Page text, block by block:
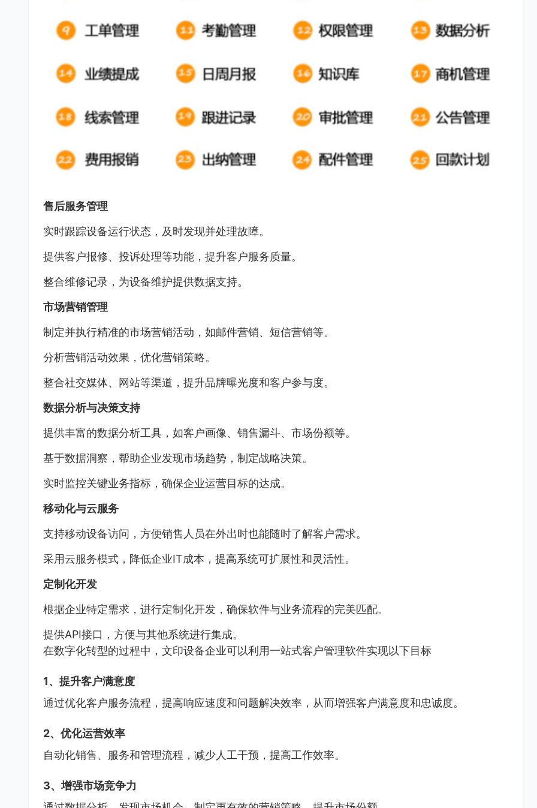
售后服务管理
实时跟踪设备运行状态，及时发现并处理故障。
提供客户报修、投诉处理等功能，提升客户服务质量。
整合维修记录，为设备维护提供数据支持。
市场营销管理
制定并执行精准的市场营销活动，如邮件营销、短信营销等。
分析营销活动效果，优化营销策略。
整合社交媒体、网站等渠道，提升品牌曝光度和客户参与度。
数据分析与决策支持
提供丰富的数据分析工具，如客户画像、销售漏斗、市场份额等。
基于数据洞察，帮助企业发现市场趋势，制定战略决策。
实时监控关键业务指标，确保企业运营目标的达成。
移动化与云服务
支持移动设备访问，方便销售人员在外出时也能随时了解客户需求。
采用云服务模式，降低企业IT成本，提高系统可扩展性和灵活性。
定制化开发
根据企业特定需求，进行定制化开发，确保软件与业务流程的完美匹配。
提供API接口，方便与其他系统进行集成。
在数字化转型的过程中，文印设备企业可以利用一站式客户管理软件实现以下目标
1、提升客户满意度
通过优化客户服务流程，提高响应速度和问题解决效率，从而增强客户满意度和忠诚度。
2、优化运营效率
自动化销售、服务和管理流程，减少人工干预，提高工作效率。
3、增强市场竞争力